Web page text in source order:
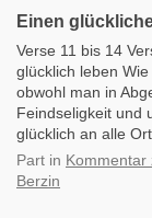
Einen
Verse 11 bis 14
glücklich leben
obwohl man in
Feindseligkeit und
glücklich an alle
Part in Kommentar
Berzin